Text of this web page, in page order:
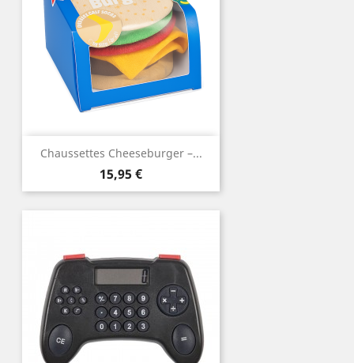
Chaussettes Cheeseburger –...
Prix
15,95 €